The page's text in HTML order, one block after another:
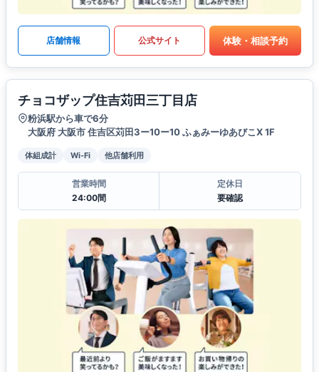
店舗情報 公式サイト 体験・相談予約
チョコザップ住吉苅田三丁目店
粉浜駅から車で6分
大阪府 大阪市 住吉区苅田3ー10ー10 ふぁみーゆあびこX 1F
体組成計 Wi-Fi 他店舗利用
営業時間
24:00間
定休日
要確認